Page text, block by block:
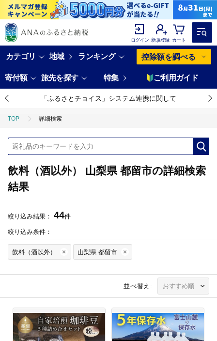
ログイン 新規登録 カート
カテゴリ 地域 ランキング 控除額を調べる
寄付額 旅先を探す 特集 ご利用ガイド
「ふるさとチョイス」システム連携に関して
TOP 詳細検索
飲料（酒以外） 山梨県 都留市の詳細検索
結果
絞り込み結果： 44件
絞り込み条件：
飲料（酒以外） 山梨県 都留市
並べ替え: